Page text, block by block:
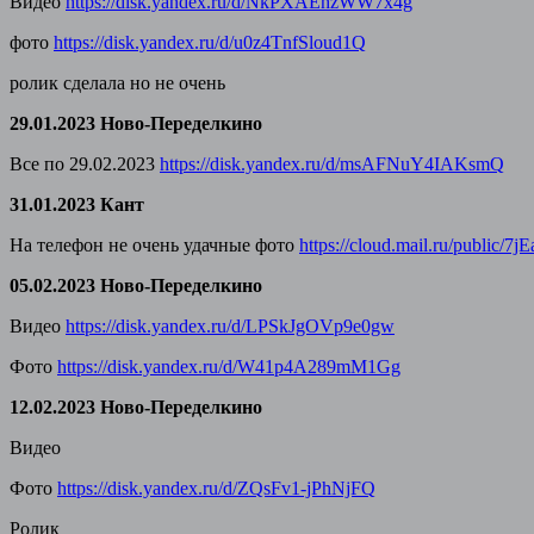
фото https://disk.yandex.ru/d/u0z4TnfSloud1Q
ролик сделала но не очень
29.01.2023 Ново-Переделкино
Все по 29.02.2023 https://disk.yandex.ru/d/msAFNuY4IAKsmQ
31.01.2023 Кант
На телефон не очень удачные фото https://cloud.mail.ru/public/
05.02.2023 Ново-Переделкино
Видео https://disk.yandex.ru/d/LPSkJgOVp9e0gw
Фото https://disk.yandex.ru/d/W41p4A289mM1Gg
12.02.2023 Ново-Переделкино
Видео
Фото https://disk.yandex.ru/d/ZQsFv1-jPhNjFQ
Ролик